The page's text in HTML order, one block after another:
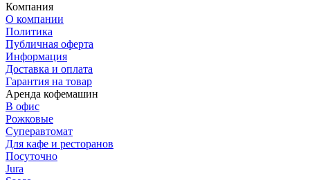
Компания
О компании
Политика
Публичная оферта
Информация
Доставка и оплата
Гарантия на товар
Аренда кофемашин
В офис
Рожковые
Суперавтомат
Для кафе и ресторанов
Посуточно
Jura